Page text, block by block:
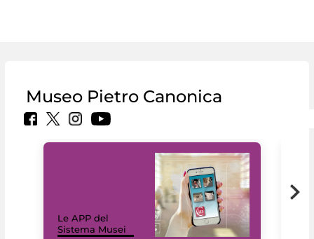
Museo Pietro Canonica
Le APP del
Sistema Musei